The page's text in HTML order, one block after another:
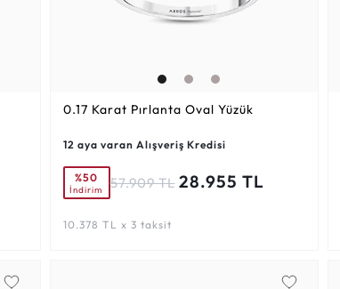
0.17 Karat Pırlanta Oval Yüzük
12 aya varan Alışveriş Kredisi
%50
İndirim 57.909 TL 28.955 TL
10.378 TL x 3 taksit